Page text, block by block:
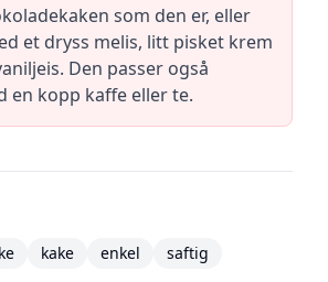
som den er, eller
et dryss melis, litt pisket krem
Den passer også
en kopp kaffe eller te.
kake enkel
saftig